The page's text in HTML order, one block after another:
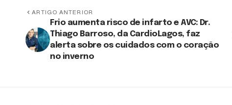
ARTIGO ANTERIOR
Frio aumenta risco de infarto e AVC: Dr.
Thiago Barroso, da CardioLagos, faz
alerta sobre os cuidados com o coração
no inverno